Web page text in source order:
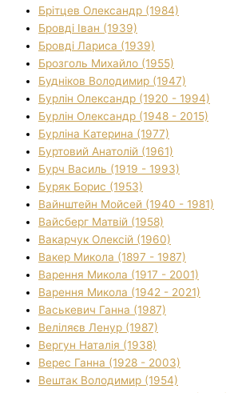
Брітцев Олександр (1984)
Бровді Іван (1939)
Бровді Лариса (1939)
Брозголь Михайло (1955)
Будніков Володимир (1947)
Бурлін Олександр (1920 - 1994)
Бурлін Олександр (1948 - 2015)
Бурліна Катерина (1977)
Буртовий Анатолій (1961)
Бурч Василь (1919 - 1993)
Буряк Борис (1953)
Вайнштейн Мойсей (1940 - 1981)
Вайсберг Матвій (1958)
Вакарчук Олексій (1960)
Вакер Микола (1897 - 1987)
Варення Микола (1917 - 2001)
Варення Микола (1942 - 2021)
Васькевич Ганна (1987)
Веліляєв Ленур (1987)
Вергун Наталія (1938)
Верес Ганна (1928 - 2003)
Вештак Володимир (1954)